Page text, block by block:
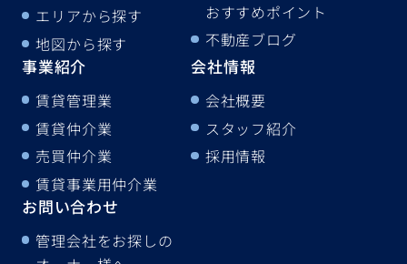
エリアから探す
地図から探す
おすすめポイント
不動産ブログ
事業紹介
賃貸管理業
賃貸仲介業
売買仲介業
賃貸事業用仲介業
会社情報
会社概要
スタッフ紹介
採用情報
お問い合わせ
管理会社をお探しの